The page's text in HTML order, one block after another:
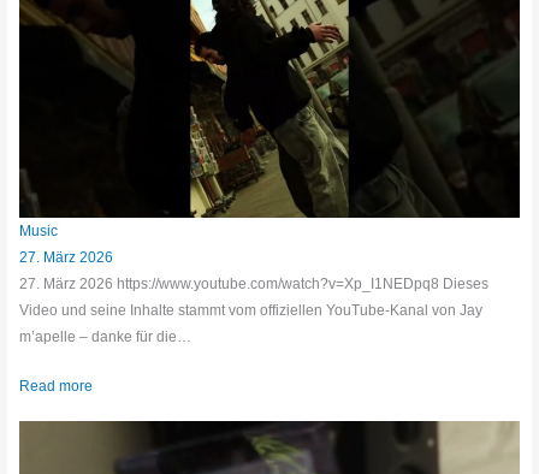
Music
27. März 2026
27. März 2026 https://www.youtube.com/watch?v=Xp_I1NEDpq8 Dieses
Video und seine Inhalte stammt vom offiziellen YouTube-Kanal von Jay
m’apelle – danke für die…
Read more